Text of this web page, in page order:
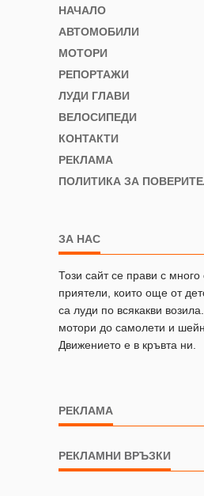
НАЧАЛО
АВТОМОБИЛИ
МОТОРИ
РЕПОРТАЖИ
ЛУДИ ГЛАВИ
ВЕЛОСИПЕДИ
КОНТАКТИ
РЕКЛАМА
ПОЛИТИКА ЗА
ЗА НАС
Този сайт се прави с много
приятели, които още от
са луди по всякакви
мотори до самолети и
Движението е в кръвта ни.
РЕКЛАМА
РЕКЛАМНИ ВРЪЗКИ